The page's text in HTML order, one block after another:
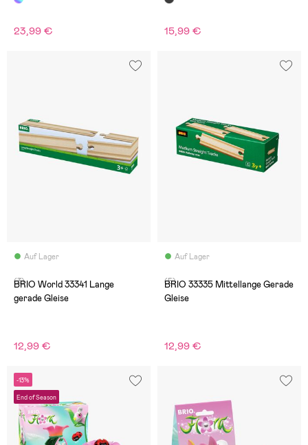
23,99 € 15,99 €
Auf Lager
(3)
BRIO World 33341 Lange
gerade Gleise
12,99 €
Auf Lager
(5)
BRIO 33335 Mittellange Gerade
Gleise
12,99 €
-13%
End of Season